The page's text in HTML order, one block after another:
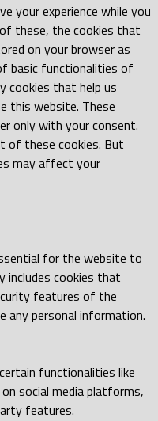
your experience while you
these, the cookies that
on your browser as
basic functionalities of
cookies that help us
this website. These
only with your consent.
of these cookies. But
may affect your
for the website to
includes cookies that
features of the
any personal information.
functionalities like
social media platforms,
features.